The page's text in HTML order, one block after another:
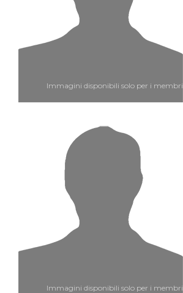
Immagini disponibili solo per i membri
Immagini disponibili solo per i membri